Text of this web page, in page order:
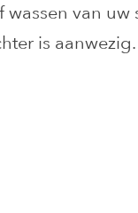
van uw
is aanwezig.